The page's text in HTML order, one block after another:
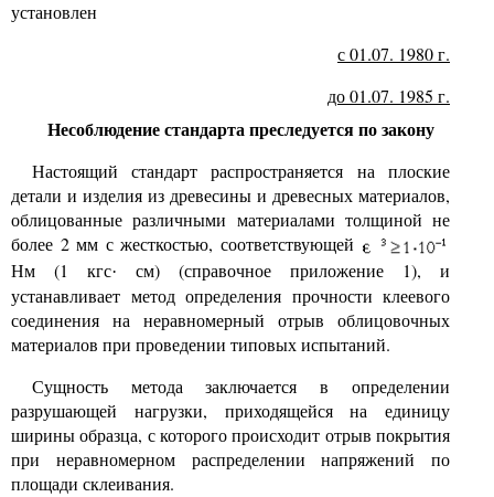
установлен
с 01.07. 1980 г.
до 01.07. 1985 г.
Несоблюдение стандарта преследуется по закону
Настоящий стандарт распространяется на плоские
детали и изделия из древесины и древесных материалов,
облицованные различными материалами толщиной не
более 2 мм с жесткостью, соответствующей
Нм (1 кгс·
см) (справочное приложение 1), и
устанавливает метод определения прочности клеевого
соединения на неравномерный отрыв облицовочных
материалов при проведении типовых испытаний.
Сущность метода заключается в определении
разрушающей нагрузки, приходящейся на единицу
ширины образца, с которого происходит отрыв покрытия
при неравномерном распределении напряжений по
площади склеивания.